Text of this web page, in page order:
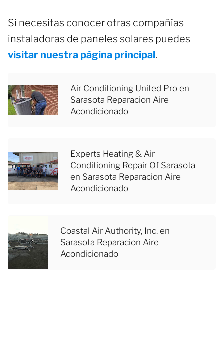
Si necesitas conocer otras compañías
instaladoras de paneles solares puedes
visitar nuestra página principal.
Air Conditioning United Pro en
Sarasota Reparacion Aire
Acondicionado
Experts Heating & Air
Conditioning Repair Of Sarasota
en Sarasota Reparacion Aire
Acondicionado
Coastal Air Authority, Inc. en
Sarasota Reparacion Aire
Acondicionado